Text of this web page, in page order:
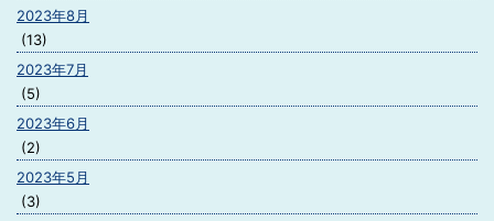
2023年8月
(13)
2023年7月
(5)
2023年6月
(2)
2023年5月
(3)